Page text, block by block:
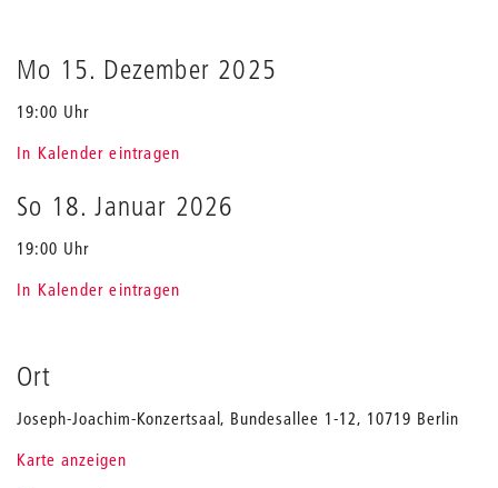
Mo 15. Dezember 2025
19:00 Uhr
In Kalender eintragen
So 18. Januar 2026
19:00 Uhr
In Kalender eintragen
Ort
Joseph-Joachim-Konzertsaal, Bundesallee 1-12, 10719 Berlin
Karte anzeigen